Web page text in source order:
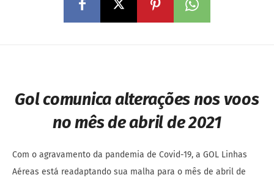
Gol comunica alterações nos voos
no mês de abril de 2021
Com o agravamento da pandemia de Covid-19, a GOL Linhas
Aéreas está readaptando sua malha para o mês de abril de